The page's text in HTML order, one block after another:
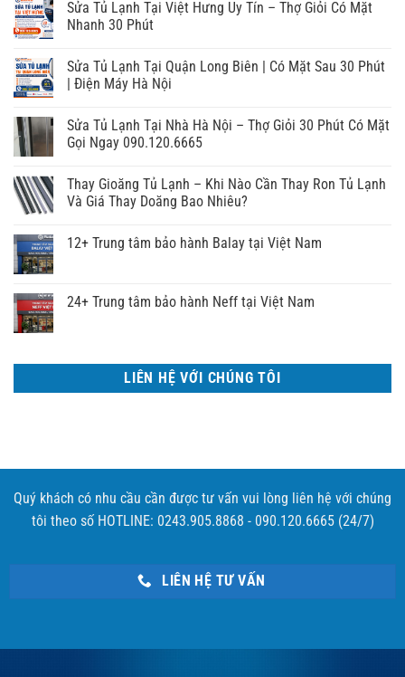
Sửa Tủ Lạnh Tại Việt Hưng Uy Tín – Thợ Giỏi Có Mặt
Nhanh 30 Phút
Sửa Tủ Lạnh Tại Quận Long Biên | Có Mặt Sau 30 Phút
| Điện Máy Hà Nội
Sửa Tủ Lạnh Tại Nhà Hà Nội – Thợ Giỏi 30 Phút Có Mặt
Gọi Ngay 090.120.6665
Thay Gioăng Tủ Lạnh – Khi Nào Cần Thay Ron Tủ Lạnh
Và Giá Thay Doăng Bao Nhiêu?
12+ Trung tâm bảo hành Balay tại Việt Nam
24+ Trung tâm bảo hành Neff tại Việt Nam
LIÊN HỆ VỚI CHÚNG TÔI
Quý khách có nhu cầu cần được tư vấn vui lòng liên hệ với chúng
tôi theo số HOTLINE: 0243.905.8868 - 090.120.6665 (24/7)
LIÊN HỆ TƯ VẤN